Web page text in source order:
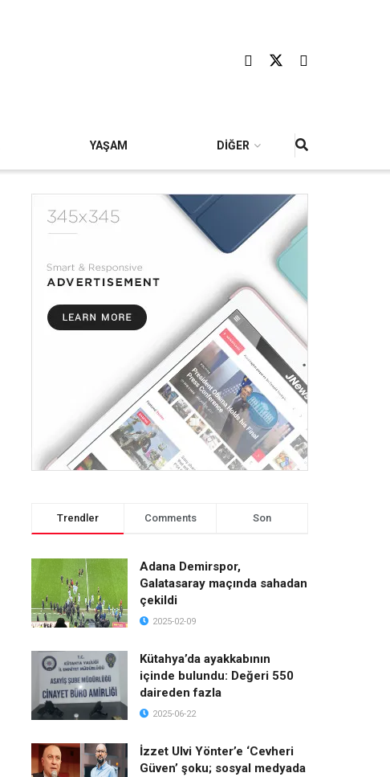
YAŞAM DİĞER
Trendler Comments Son
Adana Demirspor,
Galatasaray maçında sahadan
çekildi
2025-02-09
Kütahya’da ayakkabının
içinde bulundu: Değeri 550
daireden fazla
2025-06-22
İzzet Ulvi Yönter’e ‘Cevheri
Güven’ şoku; sosyal medyada